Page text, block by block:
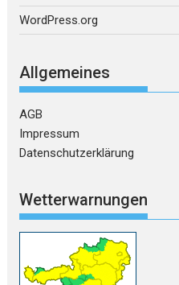
WordPress.org
Allgemeines
AGB
Impressum
Datenschutzerklärung
Wetterwarnungen